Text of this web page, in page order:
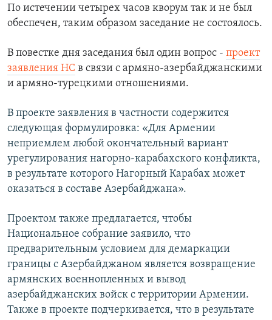
По истечении четырех часов кворум так и не был
обеспечен, таким образом заседание не состоялось.
В повестке дня заседания был один вопрос - проект
заявления НС в связи с армяно-азербайджанскими
и армяно-турецкими отношениями.
В проекте заявления в частности содержится
следующая формулировка: «Для Армении
неприемлем любой окончательный вариант
урегулирования нагорно-карабахского конфликта,
в результате которого Нагорный Карабах может
оказаться в составе Азербайджана».
Проектом также предлагается, чтобы
Национальное собрание заявило, что
предварительным условием для демаркации
границы с Азербайджаном является возвращение
армянских военнопленных и вывод
азербайджанских войск с территории Армении.
Также в проекте подчеркивается, что в результате